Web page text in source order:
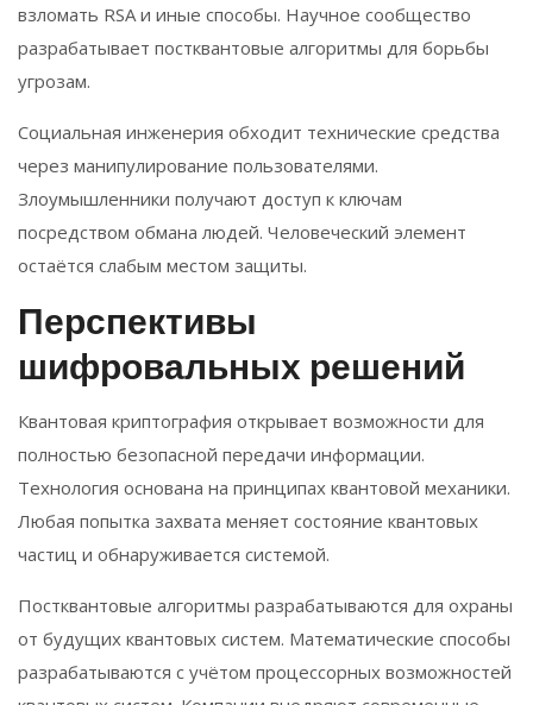
взломать RSA и иные способы. Научное сообщество
разрабатывает постквантовые алгоритмы для борьбы
угрозам.
Социальная инженерия обходит технические средства
через манипулирование пользователями.
Злоумышленники получают доступ к ключам
посредством обмана людей. Человеческий элемент
остаётся слабым местом защиты.
Перспективы
шифровальных решений
Квантовая криптография открывает возможности для
полностью безопасной передачи информации.
Технология основана на принципах квантовой механики.
Любая попытка захвата меняет состояние квантовых
частиц и обнаруживается системой.
Постквантовые алгоритмы разрабатываются для охраны
от будущих квантовых систем. Математические способы
разрабатываются с учётом процессорных возможностей